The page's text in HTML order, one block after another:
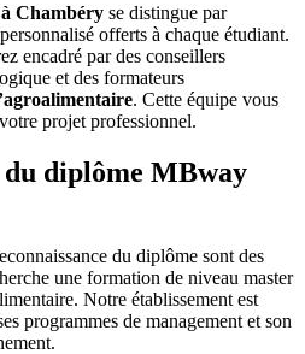
à Chambéry se distingue par
offerts à chaque étudiant.
encadré par des conseillers
et des formateurs
. Cette équipe vous
projet professionnel.
du diplôme MBway
du diplôme sont des
une formation de niveau master
Notre établissement est
programmes de management et son